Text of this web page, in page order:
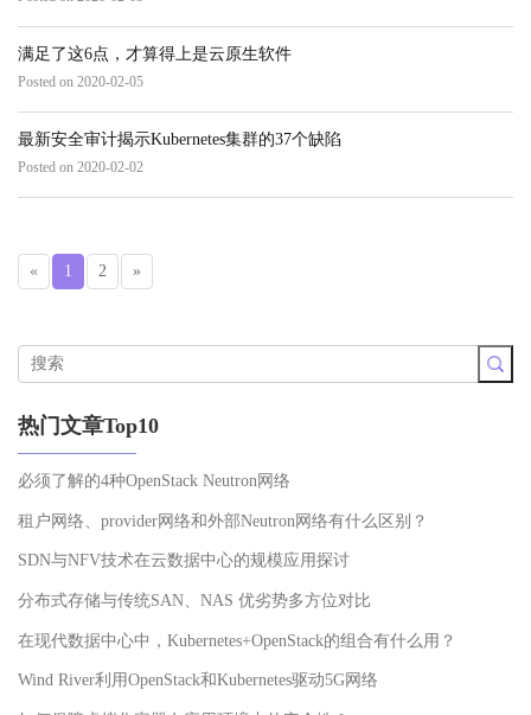
满足了这6点，才算得上是云原生软件
Posted on 2020-02-05
最新安全审计揭示Kubernetes集群的37个缺陷
Posted on 2020-02-02
« 1 2 »
热门文章Top10
必须了解的4种OpenStack Neutron网络
租户网络、provider网络和外部Neutron网络有什么区别？
SDN与NFV技术在云数据中心的规模应用探讨
分布式存储与传统SAN、NAS 优劣势多方位对比
在现代数据中心中，Kubernetes+OpenStack的组合有什么用？
Wind River利用OpenStack和Kubernetes驱动5G网络